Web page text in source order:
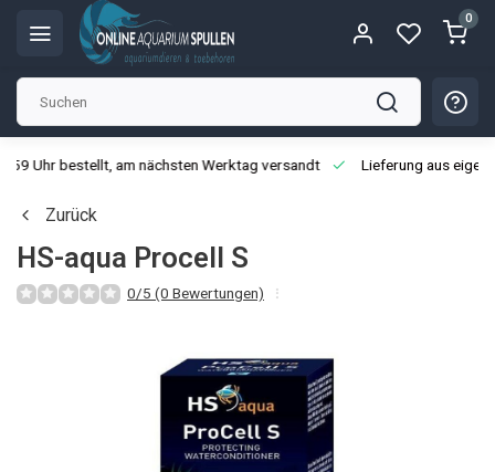
0
Uhr bestellt, am nächsten Werktag versandt Lieferung aus
Zurück
HS-aqua Procell S
0/5 (0 Bewertungen)